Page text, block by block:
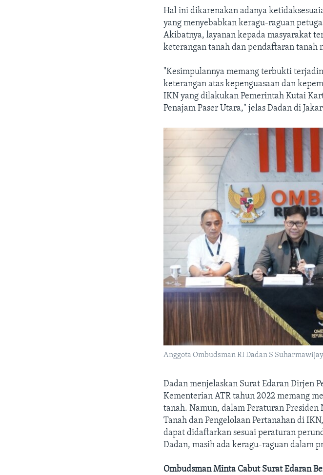
Hal ini dikarenakan adanya
yang menyebabkan keragu-raguan
Akibatnya, layanan kepada masyarakat
keterangan tanah dan pendaftaran tanah
"Kesimpulannya memang terbukti
keterangan atas kepenguasaan dan
IKN yang dilakukan Pemerintah Kutai
Penajam Paser Utara," jelas Dadan di
Anggota Ombudsman RI Dadan S
Dadan menjelaskan Surat Edaran Dirjen
Kementerian ATR tahun 2022 memang
tanah. Namun, dalam Peraturan Presiden
Tanah dan Pengelolaan Pertanahan di
dapat didaftarkan sesuai peraturan
Dadan, masih ada keragu-raguan dalam
Ombudsman Minta Cabut Surat Edaran